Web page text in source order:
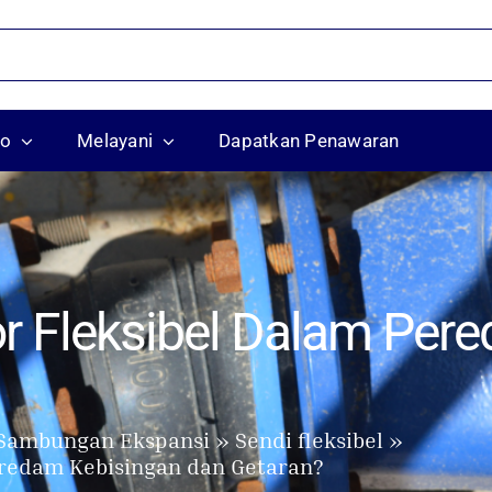
Melayani Dapatkan Penawaran
Fleksibel Dalam
Ekspansi
Sendi fleksibel
Kebisingan dan Getaran?